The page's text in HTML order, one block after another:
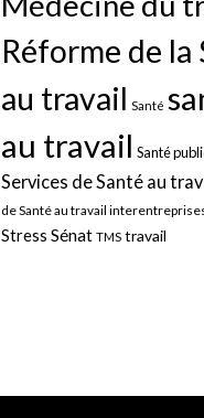
Réforme de la
au travail Santé
au travail Santé
Services de Santé au
de Santé au travail
Stress Sénat TMS travail